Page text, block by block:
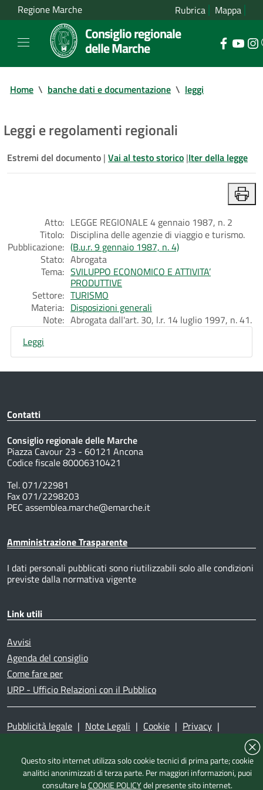
Regione Marche Rubrica Mappa
Consiglio regionale
delle Marche
Home \ banche dati e documentazione \ leggi
Leggi e regolamenti regionali
Estremi del documento | Vai al testo storico |Iter della legge
Atto: LEGGE REGIONALE 4 gennaio 1987, n. 2
Titolo: Disciplina delle agenzie di viaggio e turismo.
Pubblicazione: (B.u.r. 9 gennaio 1987, n. 4)
Stato: Abrogata
Tema: SVILUPPO ECONOMICO E ATTIVITA’
PRODUTTIVE
Settore: TURISMO
Materia: Disposizioni generali
Note: Abrogata dall'art. 30, l.r. 14 luglio 1997, n. 41.
Leggi
Contatti
Consiglio regionale delle Marche
Piazza Cavour 23 - 60121 Ancona
Codice fiscale 80006310421
Tel. 071/22981
Fax 071/2298203
PEC assemblea.marche@emarche.it
Amministrazione Trasparente
I dati personali pubblicati sono riutilizzabili solo alle condizioni
previste dalla normativa vigente
Link utili
Avvisi
Agenda del consiglio
Come fare per
URP - Ufficio Relazioni con il Pubblico
Pubblicità legale | Note Legali | Cookie | Privacy |
Questo sito internet utilizza solo cookie tecnici di prima parte; cookie
analitici anonimizzati di terza parte. Per maggiori informazioni, puoi
consultare laCOOKIE POLICYdel presente sito internet.